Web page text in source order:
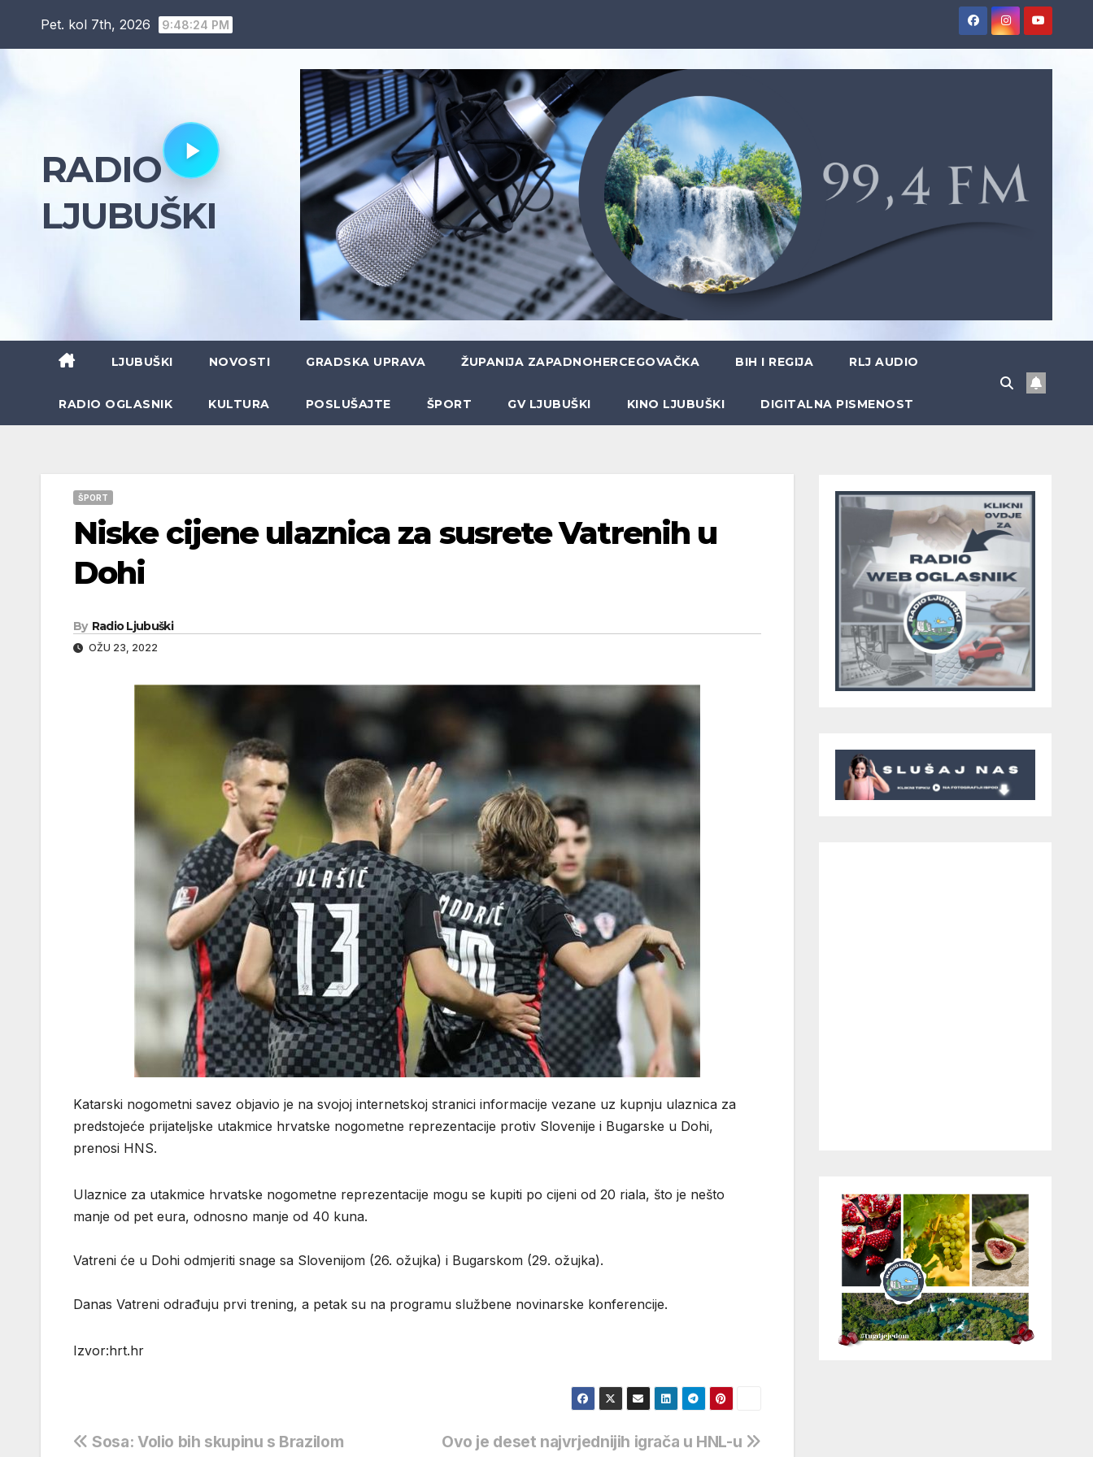
Pet. kol 7th, 2026 9:48:25 PM
RADIO
LJUBUŠKI
LJUBUŠKI NOVOSTI GRADSKA UPRAVA ŽUPANIJA ZAPADNOHERCEGOVAČKA BIH I REGIJA RLJ AUDIO
RADIO OGLASNIK KULTURA POSLUŠAJTE ŠPORT GV LJUBUŠKI KINO LJUBUŠKI DIGITALNA PISMENOST
ŠPORT
Niske cijene ulaznica za susrete Vatrenih u
Dohi
By Radio Ljubuški
OŽU 23, 2022
Katarski nogometni savez objavio je na svojoj internetskoj stranici informacije vezane uz kupnju ulaznica za
predstojeće prijateljske utakmice hrvatske nogometne reprezentacije protiv Slovenije i Bugarske u Dohi,
prenosi HNS.
Ulaznice za utakmice hrvatske nogometne reprezentacije mogu se kupiti po cijeni od 20 riala, što je nešto
manje od pet eura, odnosno manje od 40 kuna.
Vatreni će u Dohi odmjeriti snage sa Slovenijom (26. ožujka) i Bugarskom (29. ožujka).
Danas Vatreni odrađuju prvi trening, a petak su na programu službene novinarske konferencije.
Izvor:hrt.hr
Navigacija
Ovo je deset najvrjednijih igrača u HNL-u
Sosa: Volio bih skupinu s Brazilom